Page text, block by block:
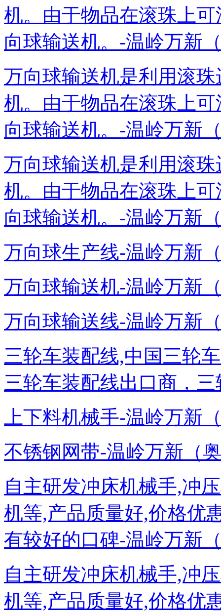
机。由于物品在滚珠上
向球输送机。-温岭万新
万向球输送机是利用滚
机。由于物品在滚珠上
向球输送机。-温岭万新
万向球输送机是利用滚
机。由于物品在滚珠上
向球输送机。-温岭万新
万向球生产线-温岭万新
万向球输送机-温岭万新
万向球输送线-温岭万新
三轮车装配线,中国三轮
三轮车装配线出口商，
上下料机械手-温岭万新
不锈钢网带-温岭万新（
自主研发冲床机械手,冲
机等,产品质量好,价格优
有较好的口碑-温岭万新
自主研发冲床机械手,冲
机等,产品质量好,价格优